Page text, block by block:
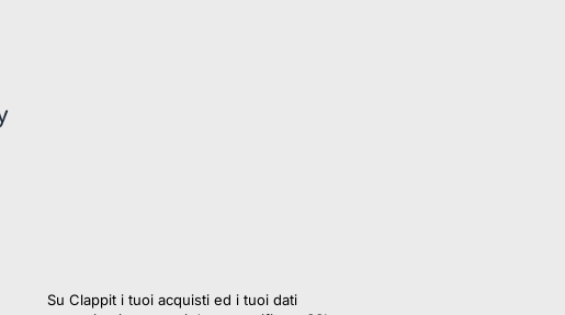
Su Clappit i tuoi acquisti ed i tuoi dati